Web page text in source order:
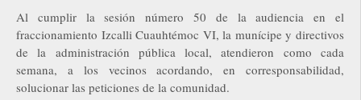
Al cumplir la sesión número 50 de la audiencia en el
fraccionamiento Izcalli Cuauhtémoc VI, la munícipe y directivos
de la administración pública local, atendieron como cada
semana, a los vecinos acordando, en corresponsabilidad,
solucionar las peticiones de la comunidad.